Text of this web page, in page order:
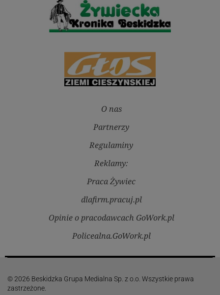
O nas
Partnerzy
Regulaminy
Reklamy:
Praca Żywiec
dlafirm.pracuj.pl
Opinie o pracodawcach GoWork.pl
Policealna.GoWork.pl
© 2026 Beskidzka Grupa Medialna Sp. z o.o. Wszystkie prawa
zastrzeżone.